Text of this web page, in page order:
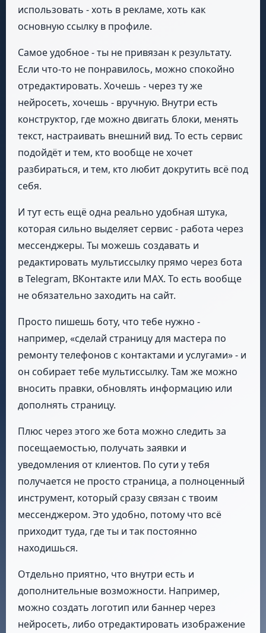
использовать - хоть в рекламе, хоть как
основную ссылку в профиле.
Самое удобное - ты не привязан к результату.
Если что-то не понравилось, можно спокойно
отредактировать. Хочешь - через ту же
нейросеть, хочешь - вручную. Внутри есть
конструктор, где можно двигать блоки, менять
текст, настраивать внешний вид. То есть сервис
подойдёт и тем, кто вообще не хочет
разбираться, и тем, кто любит докрутить всё под
себя.
И тут есть ещё одна реально удобная штука,
которая сильно выделяет сервис - работа через
мессенджеры. Ты можешь создавать и
редактировать мультиссылку прямо через бота
в Telegram, ВКонтакте или MAX. То есть вообще
не обязательно заходить на сайт.
Просто пишешь боту, что тебе нужно -
например, «сделай страницу для мастера по
ремонту телефонов с контактами и услугами» - и
он собирает тебе мультиссылку. Там же можно
вносить правки, обновлять информацию или
дополнять страницу.
Плюс через этого же бота можно следить за
посещаемостью, получать заявки и
уведомления от клиентов. По сути у тебя
получается не просто страница, а полноценный
инструмент, который сразу связан с твоим
мессенджером. Это удобно, потому что всё
приходит туда, где ты и так постоянно
находишься.
Отдельно приятно, что внутри есть и
дополнительные возможности. Например,
можно создать логотип или баннер через
нейросеть, либо отредактировать изображение